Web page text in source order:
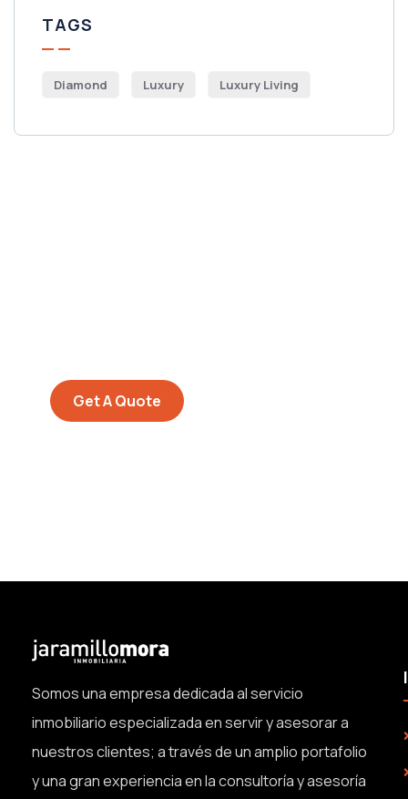
TAGS
Diamond Luxury Luxury Living
Get A Quote
Somos una empresa dedicada al servicio
inmobiliario especializada en servir y asesorar a
nuestros clientes; a través de un amplio portafolio
y una gran experiencia en la consultoría y asesoría